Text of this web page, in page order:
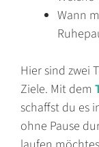
Wann
Hier sind zwei
Ziele. Mit dem
schaffst du es
ohne Pause